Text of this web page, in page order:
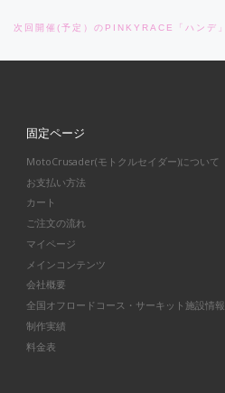
固定ページ
MotoCrusader(モトクルセイダー)について
お支払い方法
カート
ご注文の流れ
マイページ
メインコンテンツ
会社概要
全国オフロードコース・サーキット施設情報
制作実績
料金表